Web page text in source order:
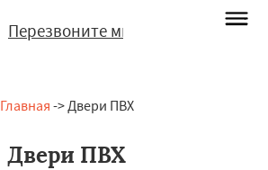
Перезвоните мне
Главная -> Двери ПВХ
Двери ПВХ